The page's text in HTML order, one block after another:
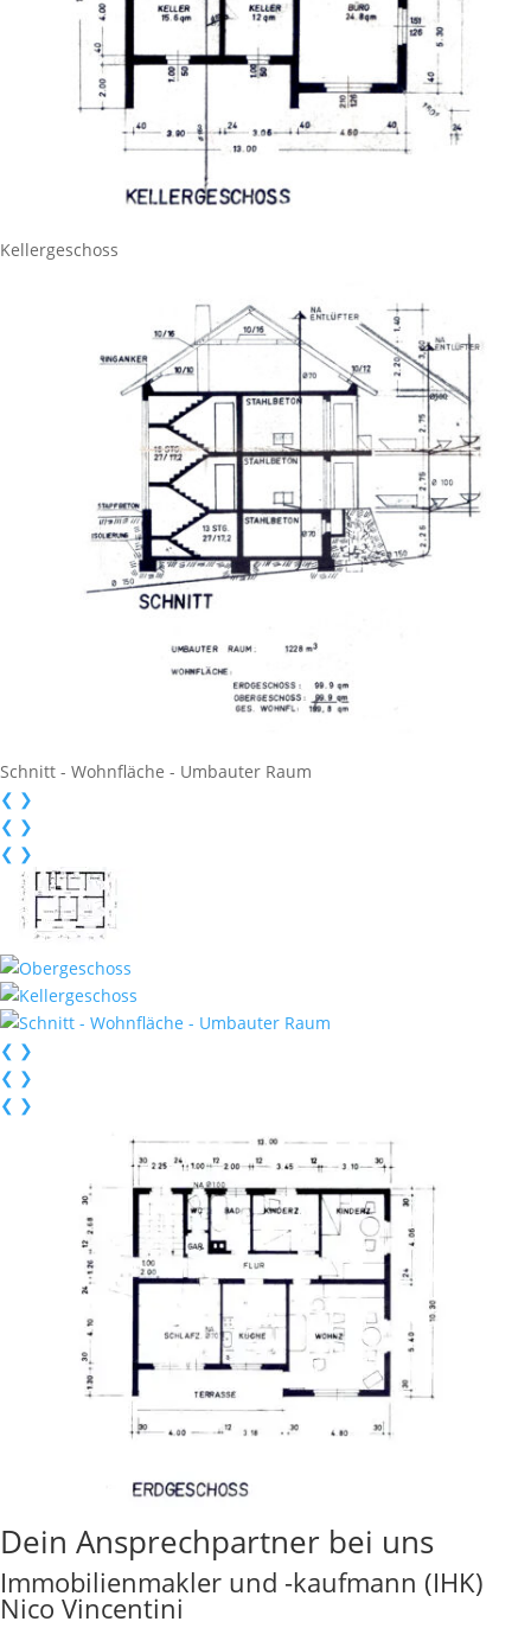
Kellergeschoss
Schnitt - Wohnfläche - Umbauter Raum
❮ ❯
❮ ❯
❮ ❯
❮ ❯
❮ ❯
❮ ❯
Dein Ansprechpartner bei uns
Immobilienmakler und -kaufmann (IHK)
Nico Vincentini